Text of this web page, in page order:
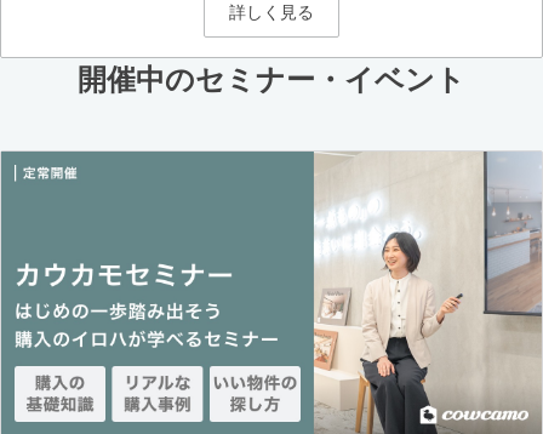
詳しく見る
開催中のセミナー・イベント